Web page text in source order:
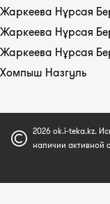
Жаркеева Нұрсая
Жаркеева Нұрсая
Жаркеева Нұрсая
Хомпыш Назгуль
2026 ok.i-teka.kz.
наличии активной